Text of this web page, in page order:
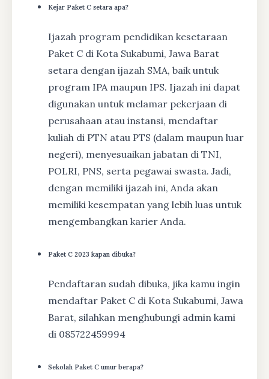
Kejar Paket C setara apa?
Ijazah program pendidikan kesetaraan
Paket C di Kota Sukabumi, Jawa Barat
setara dengan ijazah SMA, baik untuk
program IPA maupun IPS. Ijazah ini dapat
digunakan untuk melamar pekerjaan di
perusahaan atau instansi, mendaftar
kuliah di PTN atau PTS (dalam maupun luar
negeri), menyesuaikan jabatan di TNI,
POLRI, PNS, serta pegawai swasta. Jadi,
dengan memiliki ijazah ini, Anda akan
memiliki kesempatan yang lebih luas untuk
mengembangkan karier Anda.
Paket C 2023 kapan dibuka?
Pendaftaran sudah dibuka, jika kamu ingin
mendaftar Paket C di Kota Sukabumi, Jawa
Barat, silahkan menghubungi admin kami
di 085722459994
Sekolah Paket C umur berapa?